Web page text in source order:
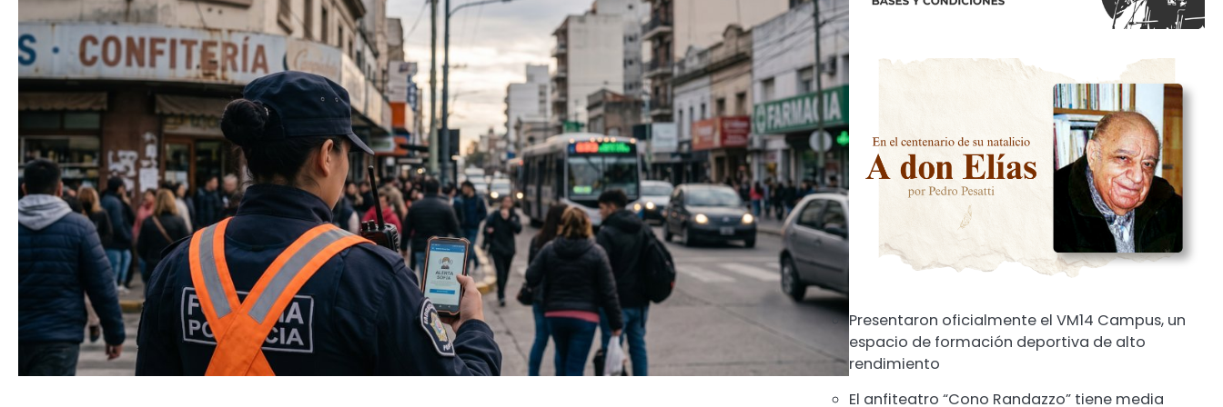
Presentaron oficialmente el VM14 Campus, un
espacio de formación deportiva de alto
rendimiento
El anfiteatro “Cono Randazzo” tiene media